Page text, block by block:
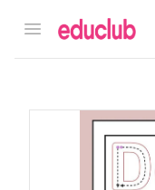
Open menu
Educlub